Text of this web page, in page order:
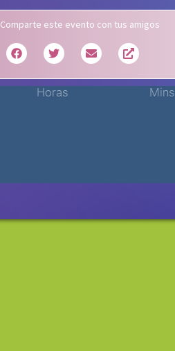
Comparte este evento con tus amigos
Horas Mins